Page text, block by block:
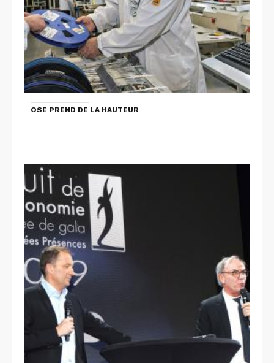
OSE PREND DE LA HAUTEUR